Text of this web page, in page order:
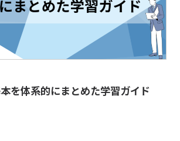
を体系的にまとめた学習ガイド